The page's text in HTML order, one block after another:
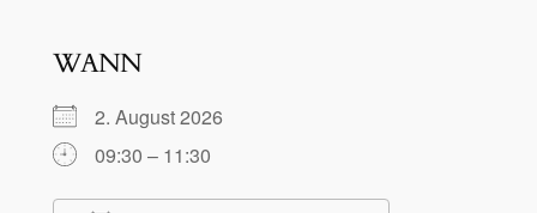
WANN
2. August 2026
09:30 – 11:30